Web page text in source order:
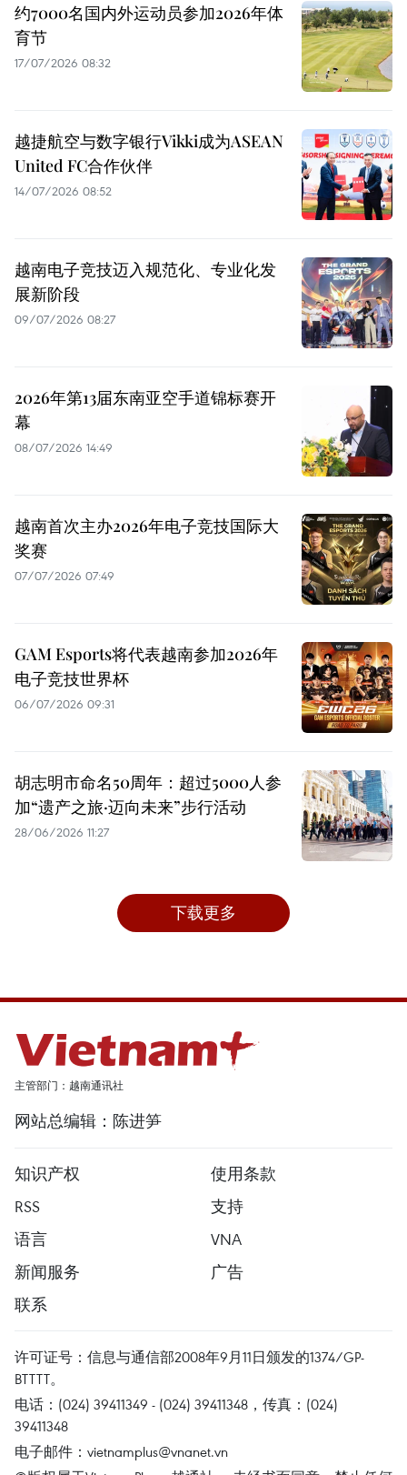
约7000名国内外运动员参加2026年体
育节
17/07/2026 08:32
越捷航空与数字银行Vikki成为ASEAN
United FC合作伙伴
14/07/2026 08:52
越南电子竞技迈入规范化、专业化发
展新阶段
09/07/2026 08:27
2026年第13届东南亚空手道锦标赛开
幕
08/07/2026 14:49
越南首次主办2026年电子竞技国际大
奖赛
07/07/2026 07:49
GAM Esports将代表越南参加2026年
电子竞技世界杯
06/07/2026 09:31
胡志明市命名50周年：超过5000人参
加“遗产之旅·迈向未来”步行活动
28/06/2026 11:27
下载更多
主管部门：越南通讯社
网站总编辑：陈进笋
知识产权
使用条款
RSS
支持
语言
VNA
新闻服务
广告
联系
许可证号：信息与通信部2008年9月11日颁发的1374/GP-
BTTTT。
电话：(024) 39411349 - (024) 39411348，传真：(024)
39411348
电子邮件： vietnamplus@vnanet.vn